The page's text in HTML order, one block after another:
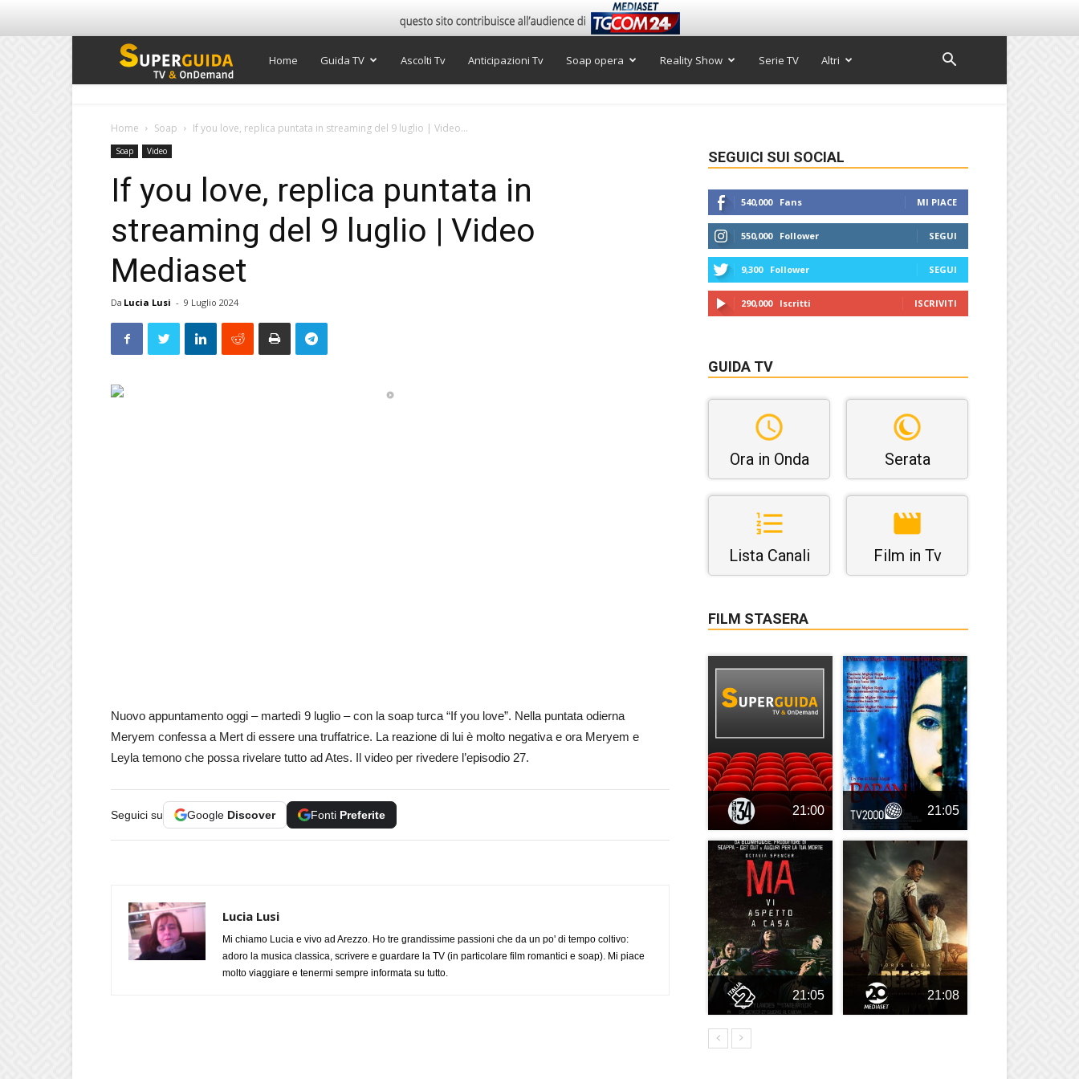
Super
Home Guida TV Ascolti Tv Anticipazioni Tv Soap opera Reality Show Serie TV Altri
Home Soap If you love, replica puntata in streaming del 9 luglio | Video...
Soap Video
If you love, replica puntata in
streaming del 9 luglio | Video
Mediaset
Da Lucia Lusi - 9 Luglio 2024
Nuovo appuntamento oggi – martedì 9 luglio – con la soap turca “If you love”. Nella puntata odierna
Meryem confessa a Mert di essere una truffatrice. La reazione di lui è molto negativa e ora Meryem e
Leyla temono che possa rivelare tutto ad Ates. Il video per rivedere l’episodio 27.
Seguici su Google Discover Fonti Preferite
Lucia Lusi
Mi chiamo Lucia e vivo ad Arezzo. Ho tre grandissime passioni che da un po' di tempo coltivo:
adoro la musica classica, scrivere e guardare la TV (in particolare film romantici e soap). Mi piace
molto viaggiare e tenermi sempre informata su tutto.
SEGUICI SUI SOCIAL
540,000 Fans MI PIACE
550,000 Follower SEGUI
9,300 Follower SEGUI
290,000 Iscritti ISCRIVITI
GUIDA TV
Ora in Onda Serata
Lista Canali Film in Tv
FILM STASERA
21:00 21:05
21:05 21:08